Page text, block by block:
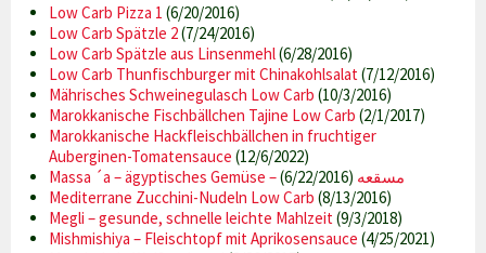
Low Carb Pizza 1 (6/20/2016)
Low Carb Spätzle 2(7/24/2016)
Low Carb Spätzle aus Linsenmehl(6/28/2016)
Low Carb Thunfischburger mit Chinakohlsalat(7/12/2016)
Mährisches Schweinegulasch Low Carb (10/3/2016)
Marokkanische Fischbällchen Tajine Low Carb (2/1/2017)
Marokkanische Hackfleischbällchen in fruchtiger
Auberginen-Tomatensauce (12/6/2022)
Massa ´a – ägyptisches Gemüse – مسقعه (6/22/2016)
Mediterrane Zucchini-Nudeln Low Carb (8/13/2016)
Megli – gesunde, schnelle leichte Mahlzeit(9/3/2018)
Mishmishiya – Fleischtopf mit Aprikosensauce (4/25/2021)